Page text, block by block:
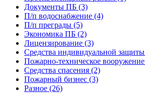
Документы ПБ (3)
П/п водоснабжение (4)
П/п преграды (5)
Экономика ПБ (2)
Лицензирование (3)
Средства индивидуальной защиты
Пожарно-техническое вооружение
Средства спасения (2)
Пожарный бизнес (3)
Разное (26)